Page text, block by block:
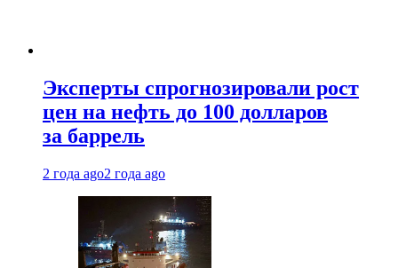
Эксперты спрогнозировали рост
цен на нефть до 100 долларов
за баррель
2 года ago2 года ago